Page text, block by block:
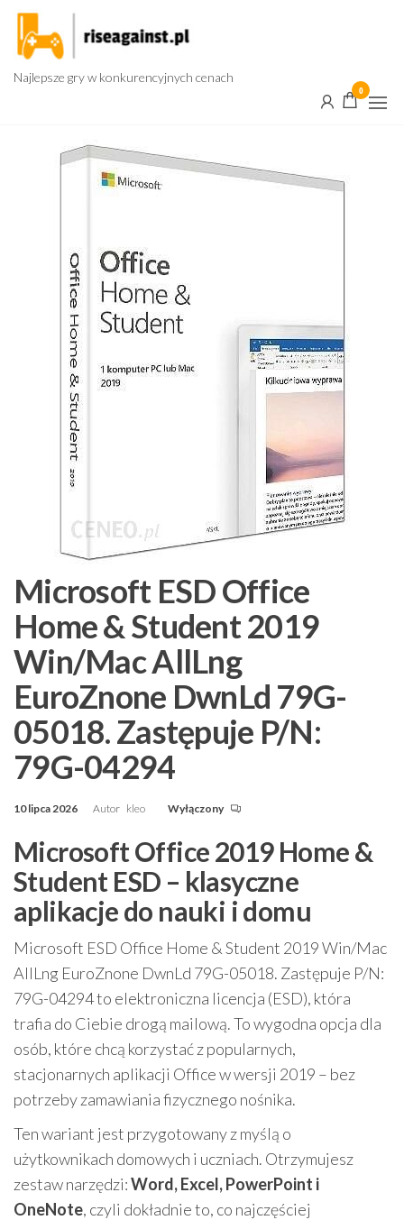
Przejdź
treści
Najlepsze gry w konkurencyjnych cenach
0
Microsoft ESD Office
Home & Student 2019
Win/Mac AllLng
EuroZnone DwnLd 79G-
05018. Zastępuje P/N:
79G-04294
10 lipca 2026 Autor kleo Wyłączony
Microsoft Office 2019 Home &
Student ESD – klasyczne
aplikacje do nauki i domu
Microsoft ESD Office Home & Student 2019 Win/Mac
AllLng EuroZnone DwnLd 79G-05018. Zastępuje P/N:
79G-04294 to elektroniczna licencja (ESD), która
trafia do Ciebie drogą mailową. To wygodna opcja dla
osób, które chcą korzystać z popularnych,
stacjonarnych aplikacji Office w wersji 2019 – bez
potrzeby zamawiania fizycznego nośnika.
Ten wariant jest przygotowany z myślą o
użytkownikach domowych i uczniach. Otrzymujesz
zestaw narzędzi:Word, Excel, PowerPoint i
OneNote, czyli dokładnie to, co najczęściej